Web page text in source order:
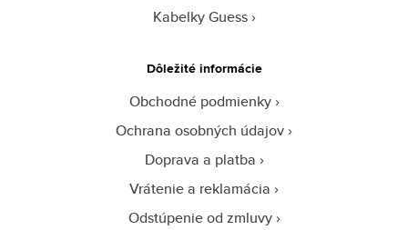
Kabelky Guess
Dôležité informácie
Obchodné podmienky
Ochrana osobných údajov
Doprava a platba
Vrátenie a reklamácia
Odstúpenie od zmluvy